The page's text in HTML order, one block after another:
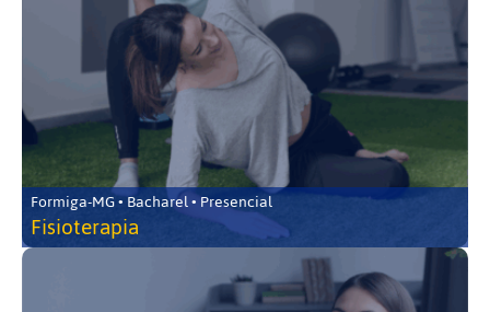
Formiga-MG • Bacharel • Presencial
Fisioterapia